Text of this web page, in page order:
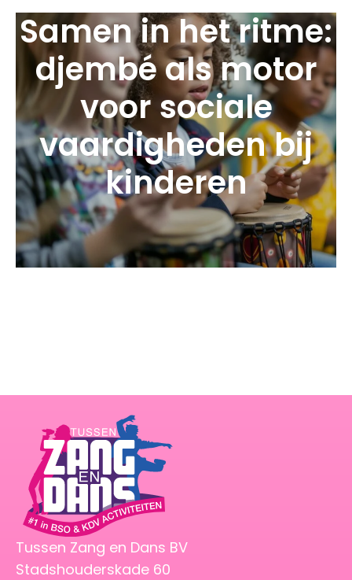
Samen in het ritme:
djembé als motor
voor sociale
vaardigheden bij
kinderen
Tussen Zang en Dans BV
Stadshouderskade 60